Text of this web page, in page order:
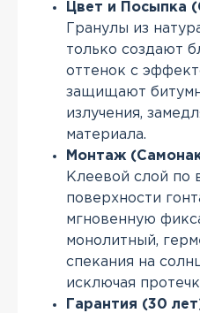
Цвет и Посыпка
Гранулы из
только создают
оттенок с
защищают
излучения,
материала.
Монтаж
Клеевой слой по
поверхности
мгновенную
монолитный,
спекания на
исключая
Гарантия (30